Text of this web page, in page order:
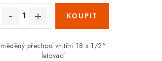
měděný přechod vnitřní 18 x 1/2“
letovací